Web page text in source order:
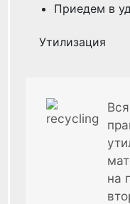
Приедем в
Утилизация
на